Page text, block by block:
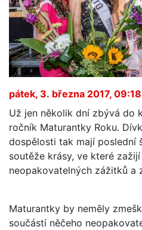
pátek, 3. března 2017, 09:18
Už jen několik dní zbývá do
ročník Maturantky Roku.
dospělosti tak mají poslední
soutěže krásy, ve které
neopakovatelných zážitků a
Maturantky by neměly
součástí něčeho